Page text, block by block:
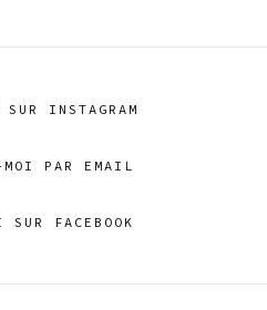
INSTAGRAM
MOI PAR EMAIL
FACEBOOK